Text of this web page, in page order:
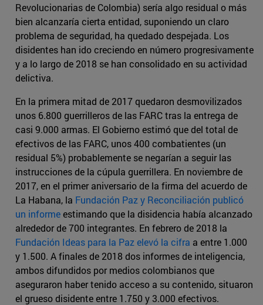
Revolucionarias de Colombia) sería algo residual o más
bien alcanzaría cierta entidad, suponiendo un claro
problema de seguridad, ha quedado despejada. Los
disidentes han ido creciendo en número progresivamente
y a lo largo de 2018 se han consolidado en su actividad
delictiva.
En la primera mitad de 2017 quedaron desmovilizados
unos 6.800 guerrilleros de las FARC tras la entrega de
casi 9.000 armas. El Gobierno estimó que del total de
efectivos de las FARC, unos 400 combatientes (un
residual 5%) probablemente se negarían a seguir las
instrucciones de la cúpula guerrillera. En noviembre de
2017, en el primer aniversario de la firma del acuerdo de
La Habana, la Fundación Paz y Reconciliación publicó
un informeestimando que la disidencia había alcanzado
alrededor de 700 integrantes. En febrero de 2018 la
Fundación Ideas para la Paz elevó la cifra a entre 1.000
y 1.500. A finales de 2018 dos informes de inteligencia,
ambos difundidos por medios colombianos que
aseguraron haber tenido acceso a su contenido, situaron
el grueso disidente entre 1.750 y 3.000 efectivos.